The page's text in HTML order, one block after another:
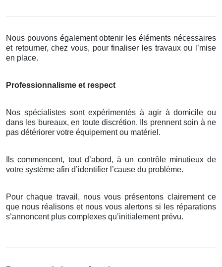
Nous pouvons également obtenir les éléments nécessaires
et retourner, chez vous, pour finaliser les travaux ou l’mise
en place.
Professionnalisme et respect
Nos spécialistes sont expérimentés à agir à domicile ou
dans les bureaux, en toute discrétion. Ils prennent soin à ne
pas détériorer votre équipement ou matériel.
Ils commencent, tout d’abord, à un contrôle minutieux de
votre système afin d’identifier l’cause du problème.
Pour chaque travail, nous vous présentons clairement ce
que nous réalisons et nous vous alertons si les réparations
s’annoncent plus complexes qu’initialement prévu.